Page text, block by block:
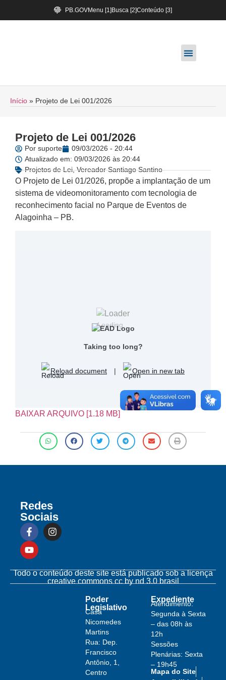
PB.GOVMenu [1] Busca [2]Conteúdo [3]
Início » Projeto de Lei 001/2026
Projeto de Lei 001/2026
Por suporte
09/03/2026 - 20:44
Atualizado em: 09/03/2026 às 20:44
Projetos de Lei,Vereador Santiago Santino
O Projeto de Lei 01/2026, propõe a implantação de um
sistema de videomonitoramento com tecnologia de
reconhecimento facial no Parque de Eventos de
Alagoinha – PB.
Loading...
Taking too long?
Reload document | Open in new tab
BAIXAR ARQUIVO [1.18 MB]
Redes
Sociais
Todo o conteúdo deste site está publicado sob a licença
creative commons cc by nd 3.0 brasil
Poder
Legislativo
Casa
Nicomedes
Martins
Rua: Dep.
Francisco
Antônio, 1,
Centro
Expediente
Atendimento:
Segunda à Sexta
– das 08h às
12h
Sessões
Plenárias: Sexta
– 19h45
Mapa do Site